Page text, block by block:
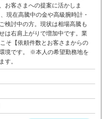
お客さまへの提案に活かしま
現在高騰中の金や高級腕時計・
検討中の方。現状は相場高騰も
は右肩上がりで増加中です。業
そ【依頼件数とお客さまからの
境です。 ※本人の希望勤務地を
す。